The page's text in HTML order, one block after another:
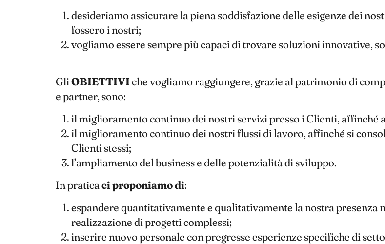
desideriamo assicurare la piena soddisfazione delle esigenze dei
fossero i nostri;
vogliamo essere sempre più capaci di trovare soluzioni innovative,
GliOBIETTIVIche vogliamo raggiungere, grazie al patrimonio di
e partner, sono:
il miglioramento continuo dei nostri servizi presso i Clienti, affinché
il miglioramento continuo dei nostri flussi di lavoro, affinché si
Clienti stessi;
l’ampliamento del business e delle potenzialità di sviluppo.
In praticaci proponiamo di:
espandere quantitativamente e qualitativamente la nostra presenza
realizzazione di progetti complessi;
inserire nuovo personale con pregresse esperienze specifiche di